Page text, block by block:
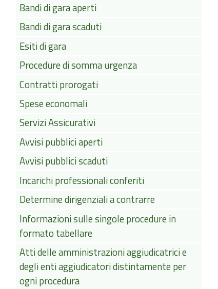
Bandi di gara aperti
Bandi di gara scaduti
Esiti di gara
Procedure di somma urgenza
Contratti prorogati
Spese economali
Servizi Assicurativi
Avvisi pubblici aperti
Avvisi pubblici scaduti
Incarichi professionali conferiti
Determine dirigenziali a contrarre
Informazioni sulle singole procedure in
formato tabellare
Atti delle amministrazioni aggiudicatrici e
degli enti aggiudicatori distintamente per
ogni procedura